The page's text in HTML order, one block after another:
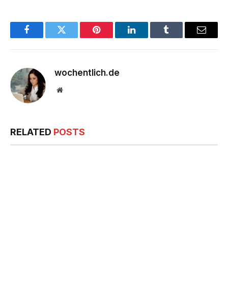
FacebookTwitter Pinterest LinkedInTumblr Email
wochentlich.de
Website
RELATED POSTS